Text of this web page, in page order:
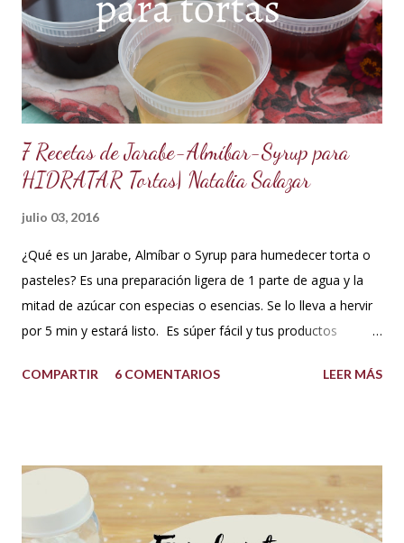
600 g de chocolate blanco (sucedáneo para resistir climas
cálidos) 200 g de crema para batir vegetal (crema para batir
para hacer Chantilly vegetal) Preparación: Coloca el chocolate
y...
7 Recetas de Jarabe-Almíbar-Syrup para
HIDRATAR Tortas| Natalia Salazar
julio 03, 2016
¿Qué es un Jarabe, Almíbar o Syrup para humedecer torta o
pasteles? Es una preparación ligera de 1 parte de agua y la
mitad de azúcar con especias o esencias. Se lo lleva a hervir
por 5 min y estará listo. Es súper fácil y tus productos
USOS: Siempre que hacemos una torta cubierta
porque el producto estaba muy seco al salir del horno o
porque la receta era básica como suelen ser los bizcochuelos
de batido liviano como el Genovés, Angel cake, etc. Así tus
COMPARTIR 6 COMENTARIOS LEER MÁS